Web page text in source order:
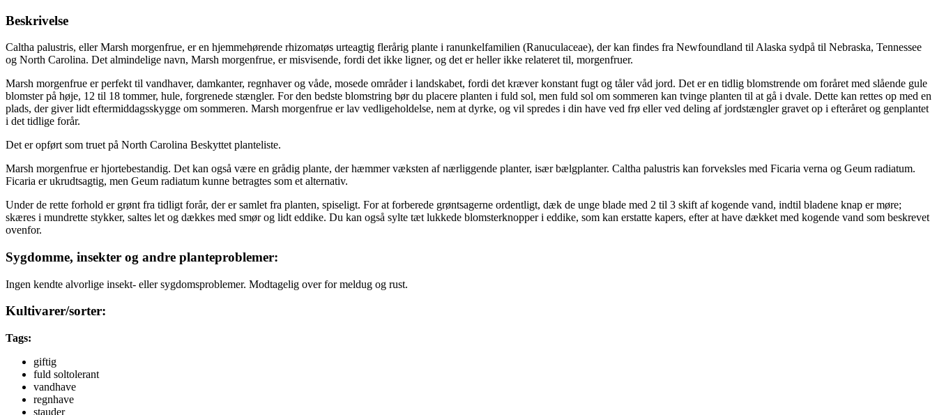
Beskrivelse
Caltha palustris, eller Marsh morgenfrue, er en hjemmehørende rhizomatøs urteagtig flerårig plante i ranunkelfamilien (Ranuculaceae), der kan findes fra Newfoundland til Alaska sydpå til Nebraska, Tennessee
og North Carolina. Det almindelige navn, Marsh morgenfrue, er misvisende, fordi det ikke ligner, og det er heller ikke relateret til, morgenfruer.
Marsh morgenfrue er perfekt til vandhaver, damkanter, regnhaver og våde, mosede områder i landskabet, fordi det kræver konstant fugt og tåler våd jord. Det er en tidlig blomstrende om foråret med slående gule
blomster på høje, 12 til 18 tommer, hule, forgrenede stængler. For den bedste blomstring bør du placere planten i fuld sol, men fuld sol om sommeren kan tvinge planten til at gå i dvale. Dette kan rettes op med en
plads, der giver lidt eftermiddagsskygge om sommeren. Marsh morgenfrue er lav vedligeholdelse, nem at dyrke, og vil spredes i din have ved frø eller ved deling af jordstængler gravet op i efteråret og genplantet
i det tidlige forår.
Det er opført som truet på North Carolina Beskyttet planteliste.
Marsh morgenfrue er hjortebestandig. Det kan også være en grådig plante, der hæmmer væksten af nærliggende planter, især bælgplanter. Caltha palustris kan forveksles med Ficaria verna og Geum radiatum.
Ficaria er ukrudtsagtig, men Geum radiatum kunne betragtes som et alternativ.
Under de rette forhold er grønt fra tidligt forår, der er samlet fra planten, spiseligt. For at forberede grøntsagerne ordentligt, dæk de unge blade med 2 til 3 skift af kogende vand, indtil bladene knap er møre;
skæres i mundrette stykker, saltes let og dækkes med smør og lidt eddike. Du kan også sylte tæt lukkede blomsterknopper i eddike, som kan erstatte kapers, efter at have dækket med kogende vand som beskrevet
ovenfor.
Sygdomme, insekter og andre planteproblemer:
Ingen kendte alvorlige insekt- eller sygdomsproblemer. Modtagelig over for meldug og rust.
Kultivarer/sorter:
Tags:
giftig
fuld soltolerant
vandhave
regnhave
stauder